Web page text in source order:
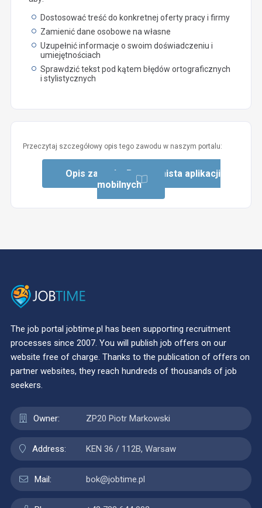
Dostosować treść do konkretnej oferty pracy i firmy
Zamienić dane osobowe na własne
Uzupełnić informacje o swoim doświadczeniu i
umiejętnościach
Sprawdzić tekst pod kątem błędów ortograficznych
i stylistycznych
Przeczytaj szczegółowy opis tego zawodu w naszym portalu:
Opis zawodu: Programista aplikacji
mobilnych
The job portal jobtime.pl has been supporting recruitment
processes since 2007. You will publish job offers on our
website free of charge. Thanks to the publication of offers on
partner websites, they reach hundreds of thousands of job
seekers.
Owner: ZP20 Piotr Markowski
Address: KEN 36 / 112B, Warsaw
Mail: bok@jobtime.pl